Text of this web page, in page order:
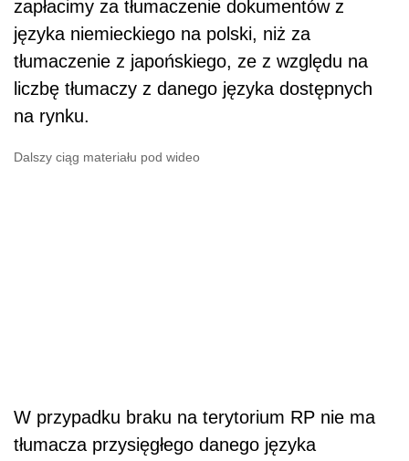
zapłacimy za tłumaczenie dokumentów z
języka niemieckiego na polski, niż za
tłumaczenie z japońskiego, ze z względu na
liczbę tłumaczy z danego języka dostępnych
na rynku.
Dalszy ciąg materiału pod wideo
W przypadku braku na terytorium RP nie ma
tłumacza przysięgłego danego języka